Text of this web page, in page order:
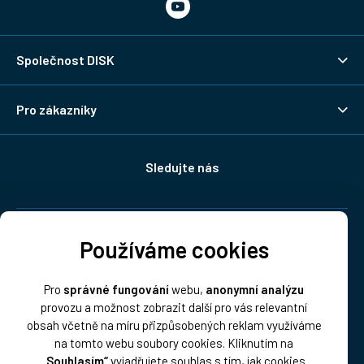
Používáme cookies
Pro správné fungováníwebu, anonymní analýzu
provozu a možnost zobrazit další pro vás relevantní
obsah včetně na míru přizpůsobených reklam využíváme
na tomto webu soubory cookies. Kliknutím na
„Souhlasím“vyjadřujete souhlas s tím, jak cookies
Společnost DISK
Pro zákazníky
Sledujte nás